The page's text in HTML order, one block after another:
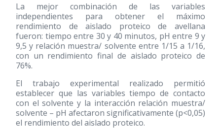
La mejor combinación de las variables
independientes para obtener el máximo
rendimiento de aislado proteico de avellana
fueron: tiempo entre 30 y 40 minutos, pH entre 9 y
9,5 y relación muestra/ solvente entre 1/15 a 1/16,
con un rendimiento final de aislado proteico de
76%.
El trabajo experimental realizado permitió
establecer que las variables tiempo de contacto
con el solvente y la interacción relación muestra/
solvente – pH afectaron significativamente (p<0,05)
el rendimiento del aislado proteico.